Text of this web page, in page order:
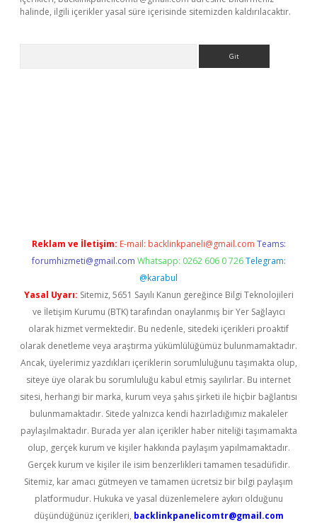
halinde, ilgili içerikler yasal süre içerisinde sitemizden kaldırılacaktır.
Reklam ve İletişim: E-mail: backlinkpaneli@gmail.com Teams:
forumhizmeti@gmail.com Whatsapp: 0262 606 0 726 Telegram:
@karabul
Yasal Uyarı: Sitemiz, 5651 Sayılı Kanun gereğince Bilgi Teknolojileri
ve İletişim Kurumu (BTK) tarafından onaylanmış bir Yer Sağlayıcı
olarak hizmet vermektedir. Bu nedenle, sitedeki içerikleri proaktif
olarak denetleme veya araştırma yükümlülüğümüz bulunmamaktadır.
Ancak, üyelerimiz yazdıkları içeriklerin sorumluluğunu taşımakta olup,
siteye üye olarak bu sorumluluğu kabul etmiş sayılırlar. Bu internet
sitesi, herhangi bir marka, kurum veya şahıs şirketi ile hiçbir bağlantısı
bulunmamaktadır. Sitede yalnızca kendi hazırladığımız makaleler
paylaşılmaktadır. Burada yer alan içerikler haber niteliği taşımamakta
olup, gerçek kurum ve kişiler hakkında paylaşım yapılmamaktadır.
Gerçek kurum ve kişiler ile isim benzerlikleri tamamen tesadüfidir.
Sitemiz, kar amacı gütmeyen ve tamamen ücretsiz bir bilgi paylaşım
platformudur. Hukuka ve yasal düzenlemelere aykırı olduğunu
düşündüğünüz içerikleri, backlinkpanelicomtr@gmail.com